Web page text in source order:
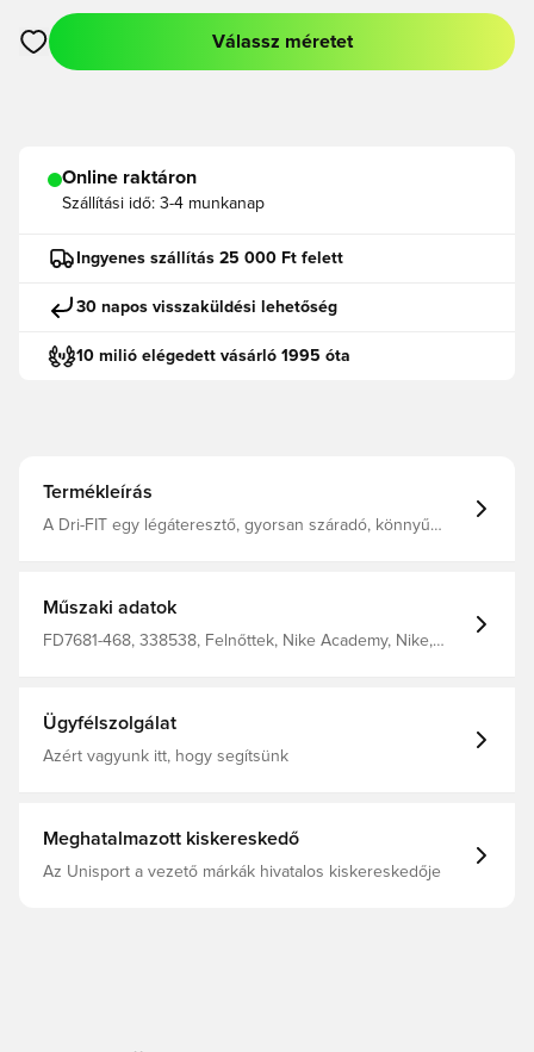
Megnyit egy modált a bejelentkezéshez vagy a tagként való
Válassz méretet
Online raktáron
Szállítási idő: 3-4 munkanap
Ingyenes szállítás 25 000 Ft felett
30 napos visszaküldési lehetőség
10 milió elégedett vásárló 1995 óta
Termékleírás
A Dri-FIT egy légáteresztő, gyorsan száradó, könnyű
Végig cipzáras. Normál szabás. 100% poliészterből
Műszaki adatok
FD7681-468, 338538, Felnőttek, Nike Academy, Nike,
Ügyfélszolgálat
Azért vagyunk itt, hogy segítsünk
Meghatalmazott kiskereskedő
Az Unisport a vezető márkák hivatalos kiskereskedője